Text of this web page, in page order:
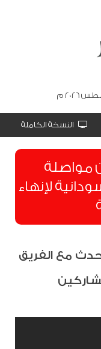
النسخة الكاملة
مواصلة
لإنهاء
مع الفريق